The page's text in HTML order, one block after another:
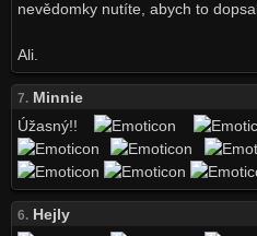
nevědomky nutíte, abych to
Ali.
7.Minnie
Úžasný!!
6.Hejly